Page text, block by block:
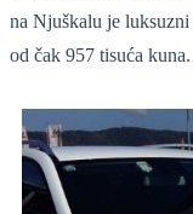
na Njuškalu je luksuzni
od čak 957 tisuća kuna.